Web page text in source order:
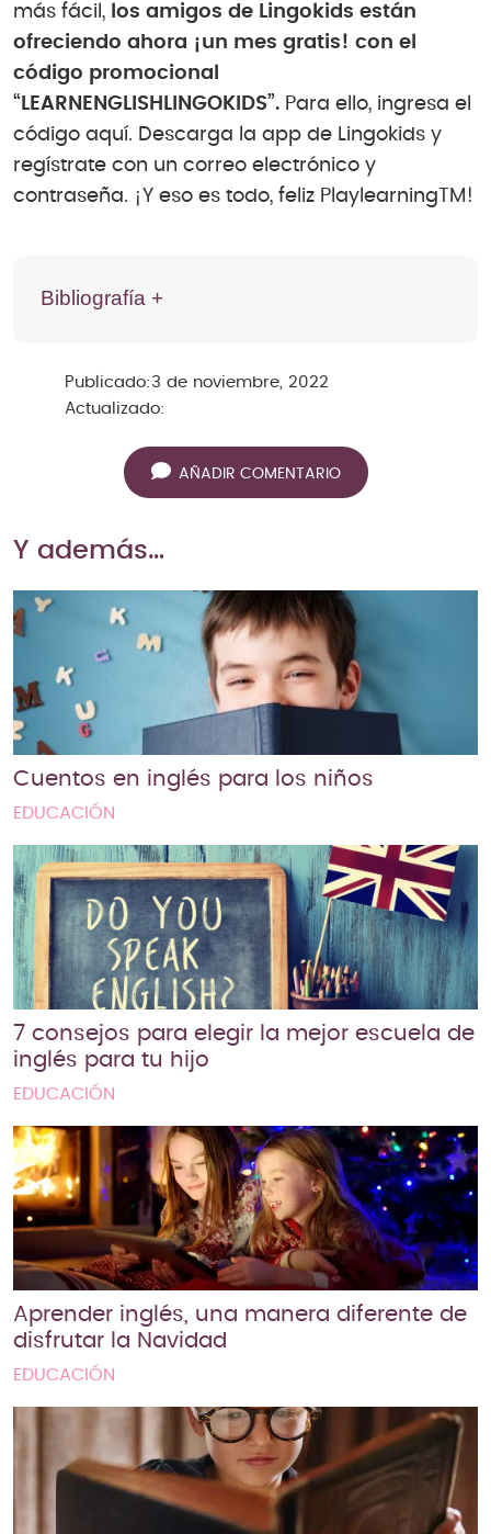
más fácil, los amigos de Lingokids están
ofreciendo ahora ¡un mes gratis! con el
código promocional
“LEARNENGLISHLINGOKIDS”. Para ello, ingresa el
código aquí. Descarga la app de Lingokids y
regístrate con un correo electrónico y
contraseña. ¡Y eso es todo, feliz PlaylearningTM!
Bibliografía +
Publicado: 3 de noviembre, 2022
Actualizado:
AÑADIR COMENTARIO
Y además…
Cuentos en inglés para los niños
EDUCACIÓN
7 consejos para elegir la mejor escuela de
inglés para tu hijo
EDUCACIÓN
Aprender inglés, una manera diferente de
disfrutar la Navidad
EDUCACIÓN